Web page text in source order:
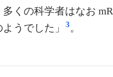
くの科学者はなお
うでした」
3。